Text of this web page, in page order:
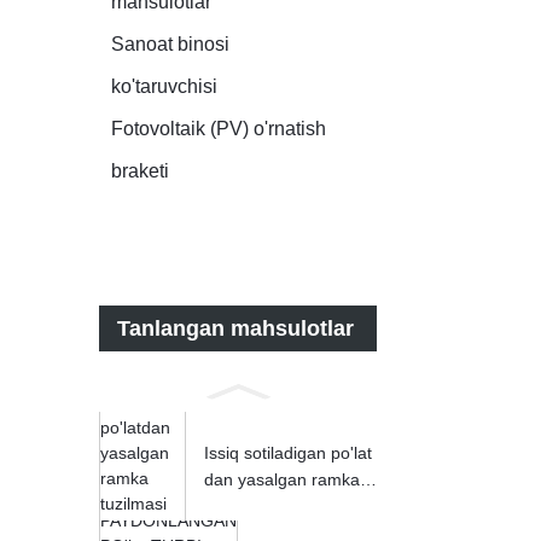
Sanoat binosi
ko'taruvchisi
Fotovoltaik (PV) o'rnatish
braketi
Tanlangan mahsulotlar
Issiq sotiladigan po'lat
dan yasalgan ramka t